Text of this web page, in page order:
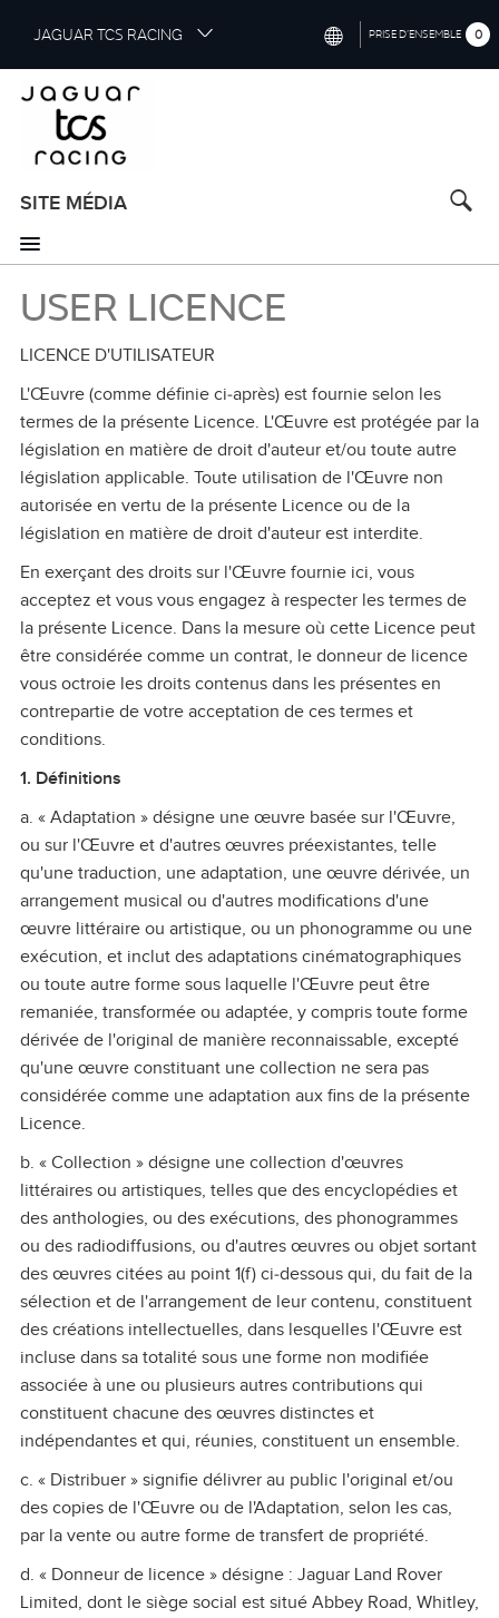
i
p
a
n
c
o
n
e
n
JAGUAR TCS RACING PRISE D’ENSEMBLE 0
SITE MÉDIA
USER LICENCE
LICENCE D'UTILISATEUR
L'Œuvre (comme définie ci‑après) est fournie selon les
termes de la présente Licence. L'Œuvre est protégée par la
législation en matière de droit d'auteur et/ou toute autre
législation applicable. Toute utilisation de l'Œuvre non
autorisée en vertu de la présente Licence ou de la
législation en matière de droit d'auteur est interdite.
En exerçant des droits sur l'Œuvre fournie ici, vous
acceptez et vous vous engagez à respecter les termes de
la présente Licence. Dans la mesure où cette Licence peut
être considérée comme un contrat, le donneur de licence
vous octroie les droits contenus dans les présentes en
contrepartie de votre acceptation de ces termes et
conditions.
1. Définitions
a. « Adaptation » désigne une œuvre basée sur l'Œuvre,
ou sur l'Œuvre et d'autres œuvres préexistantes, telle
qu'une traduction, une adaptation, une œuvre dérivée, un
arrangement musical ou d'autres modifications d'une
œuvre littéraire ou artistique, ou un phonogramme ou une
exécution, et inclut des adaptations cinématographiques
ou toute autre forme sous laquelle l'Œuvre peut être
remaniée, transformée ou adaptée, y compris toute forme
dérivée de l'original de manière reconnaissable, excepté
qu'une œuvre constituant une collection ne sera pas
considérée comme une adaptation aux fins de la présente
Licence.
b. « Collection » désigne une collection d'œuvres
littéraires ou artistiques, telles que des encyclopédies et
des anthologies, ou des exécutions, des phonogrammes
ou des radiodiffusions, ou d'autres œuvres ou objet sortant
des œuvres citées au point 1(f) ci‑dessous qui, du fait de la
sélection et de l'arrangement de leur contenu, constituent
des créations intellectuelles, dans lesquelles l'Œuvre est
incluse dans sa totalité sous une forme non modifiée
associée à une ou plusieurs autres contributions qui
constituent chacune des œuvres distinctes et
indépendantes et qui, réunies, constituent un ensemble.
c. « Distribuer » signifie délivrer au public l'original et/ou
des copies de l'Œuvre ou de l'Adaptation, selon les cas,
par la vente ou autre forme de transfert de propriété.
d. « Donneur de licence » désigne : Jaguar Land Rover
Limited, dont le siège social est situé Abbey Road, Whitley,